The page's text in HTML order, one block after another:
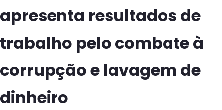
apresenta resultados de
trabalho pelo combate à
corrupção e lavagem de
dinheiro